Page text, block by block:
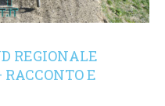
REGIONALE
E